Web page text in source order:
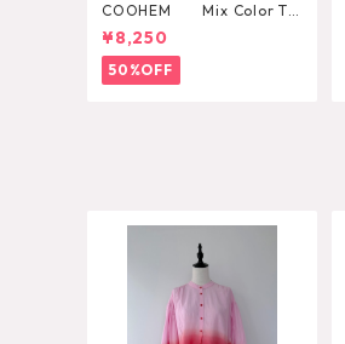
COOHEM Mix Color T-
SHIRT
¥8,250
50%OFF